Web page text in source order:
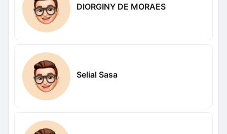
DIORGINY DE MORAES
Selial Sasa